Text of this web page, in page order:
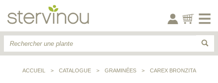
ACCUEIL > CATALOGUE > GRAMINÉES > CAREX BRONZITA